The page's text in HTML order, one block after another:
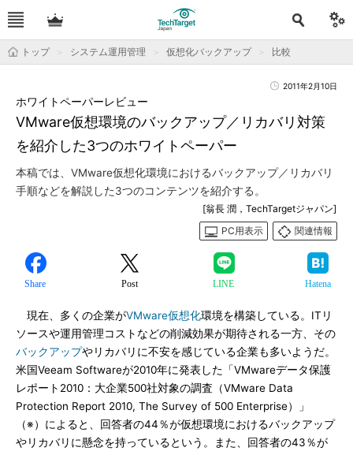
トップ システム運用管理 仮想化バックアップ 比較
2011年2月10日
VMware仮想環境のバックアップ／リカバリ対策
を紹介した3つのホワイトペーパー
ホワイトペーパーレビュー
本稿では、VMware仮想化環境におけるバックアップ／リカバリ
手順などを解説した3つのコンテンツを紹介する。
[翁長 潤，TechTargetジャパン]
PC用表示
関連情報
Share Post LINE Hatena
現在、多くの企業がVMware仮想化環境を構築している。ITリ
ソースや運用管理コストなどの削減効果が期待される一方、その
バックアップやリカバリに不安を感じている企業も多いようだ。
米国Veeam Softwareが2010年に発表した「VMwareデータ保護
レポート2010：大企業500社対象の調査（VMware Data
Protection Report 2010, The Survey of 500 Enterprise）」
（※）によると、回答者の44％が仮想環境におけるバックアップ
やリカバリに懸念を持っているという。また、回答者の43％が